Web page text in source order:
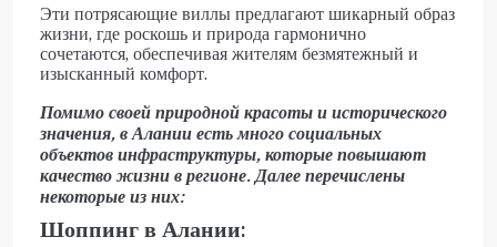
Эти потрясающие виллы предлагают шикарный образ
жизни, где роскошь и природа гармонично
сочетаются, обеспечивая жителям безмятежный и
изысканный комфорт.
Помимо своей природной красоты и исторического
значения, в Алании есть много социальных
объектов инфраструктуры, которые повышают
качество жизни в регионе. Далее перечислены
некоторые из них:
Шоппинг в Алании: